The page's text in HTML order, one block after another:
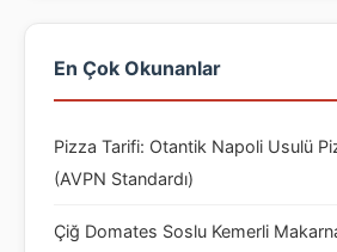
En Çok Okunanlar
Pizza Tarifi: Otantik Napoli Usulü
(AVPN Standardı)
Çiğ Domates Soslu Kemerli